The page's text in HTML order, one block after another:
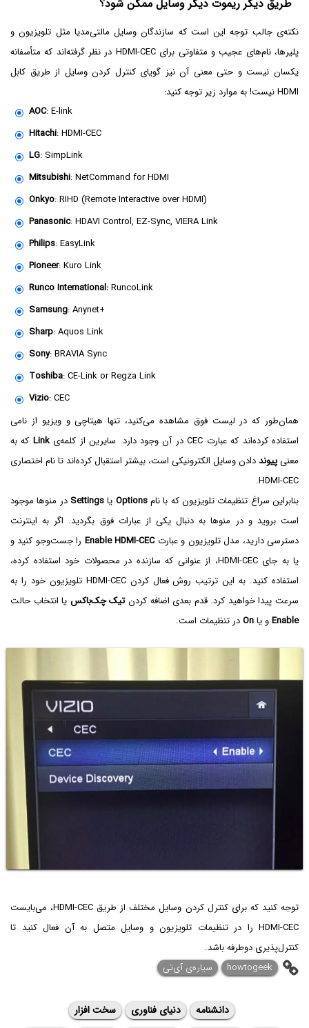
طریق دیگر ریموت دیگر وسایل ممکن شود؟
نکته‌ی جالب توجه این است که سازندگان وسایل مالتی‌مدیا مثل تلویزیون و
پلیرها، نام‌های عجیب و متفاوتی برای HDMI-CEC در نظر گرفته‌اند که متأسفانه
یکسان نیست و حتی معنی آن نیز گویای کنترل کردن وسایل از طریق کابل
HDMI نیست! به موارد زیر توجه کنید:
AOC: E-link
Hitachi: HDMI-CEC
LG: SimpLink
Mitsubishi: NetCommand for HDMI
Onkyo: RIHD (Remote Interactive over HDMI)
Panasonic: HDAVI Control, EZ-Sync, VIERA Link
Philips: EasyLink
Pioneer: Kuro Link
Runco International:RuncoLink
Samsung: Anynet+
Sharp: Aquos Link
Sony: BRAVIA Sync
Toshiba: CE-Link or Regza Link
Vizio: CEC
همان‌طور که در لیست فوق مشاهده می‌کنید، تنها هیتاچی و ویزیو از نامی
استفاده کرده‌اند که عبارت CEC در آن وجود دارد. سایرین از کلمه‌ی
Link که به
معنیپیونددادن وسایل الکترونیکی است، بیشتر استقبال کرده‌اند تا نام اختصاری
HDMI-CEC.
بنابراین سراغ تنظیمات تلویزیون که با نامOptions یاSettings در منوها موجود
است بروید و در منوها به دنبال یکی از عبارات فوق بگردید. اگر به اینترنت
دسترسی دارید، مدل تلویزیون و عبارتEnable HDMI-CEC را جست‌وجو کنید و
یا به جای HDMI-CEC، از عنوانی که سازنده در محصولات خود استفاده کرده،
استفاده کنید. به این ترتیب روش فعال کردن HDMI-CEC تلویزیون خود را به
سرعت پیدا خواهید کرد. قدم بعدی اضافه کردنتیک چک‌باکس یا انتخاب حالت
Enableو یاOnدر تنظیمات است.
توجه کنید که برای کنترل کردن وسایل مختلف از طریق HDMI-CEC، می‌بایست
HDMI-CEC را در تنظیمات تلویزیون و وسایل متصل به آن فعال کنید تا
کنترل‌پذیری دوطرفه باشد.
howtogeek
سیاره‌ی آی‌تی
دانشنامه دنیای فناوری
سخت افزار